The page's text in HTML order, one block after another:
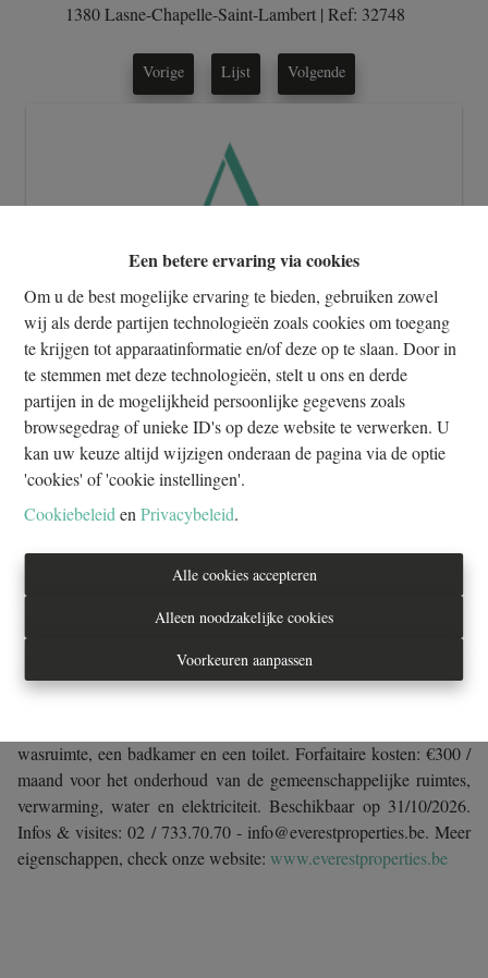
Een betere ervaring via cookies
Om u de best mogelijke ervaring te bieden, gebruiken zowel
wij als derde partijen technologieën zoals cookies om toegang
te krijgen tot apparaatinformatie en/of deze op te slaan. Door in
te stemmen met deze technologieën, stelt u ons en derde
partijen in de mogelijkheid persoonlijke gegevens zoals
browsegedrag of unieke ID's op deze website te verwerken. U
kan uw keuze altijd wijzigen onderaan de pagina via de optie
'cookies' of 'cookie instellingen'.
Cookiebeleid enPrivacybeleid.
Alle cookies accepteren
Alleen noodzakelijke cookies
Voorkeuren aanpassen
1380 Lasne-Chapelle-Saint-Lambert | Ref: 32748
Vorige Lijst Volgende
Info aanvragen
Dichtbij het centrum van Lasne. Dicht bij openbaar vervoer en
alle andere voorzieningen. In een klein gebouw zeer rustig, mooi
appartement FURNITURE gelegen op de 2e verdieping. Het is
als volgt samengesteld: een mooie lichte woonkamer met
wasruimte, een badkamer en een toilet. Forfaitaire kosten: €300 /
maand voor het onderhoud van de gemeenschappelijke ruimtes,
verwarming, water en elektriciteit. Beschikbaar op 31/10/2026.
Infos & visites: 02 / 733.70.70 - info@everestproperties.be. Meer
eigenschappen, check onze website: www.everestproperties.be